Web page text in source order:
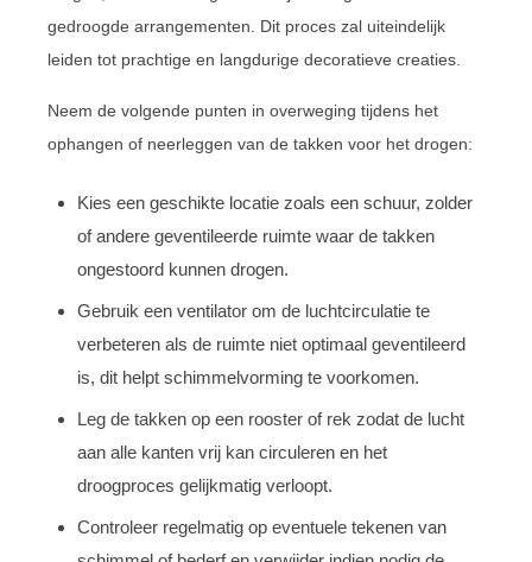
gedroogde arrangementen. Dit proces zal uiteindelijk
leiden tot prachtige en langdurige decoratieve creaties.
Neem de volgende punten in overweging tijdens het
ophangen of neerleggen van de takken voor het drogen:
Kies een geschikte locatie zoals een schuur, zolder
of andere geventileerde ruimte waar de takken
ongestoord kunnen drogen.
Gebruik een ventilator om de luchtcirculatie te
verbeteren als de ruimte niet optimaal geventileerd
is, dit helpt schimmelvorming te voorkomen.
Leg de takken op een rooster of rek zodat de lucht
aan alle kanten vrij kan circuleren en het
droogproces gelijkmatig verloopt.
Controleer regelmatig op eventuele tekenen van